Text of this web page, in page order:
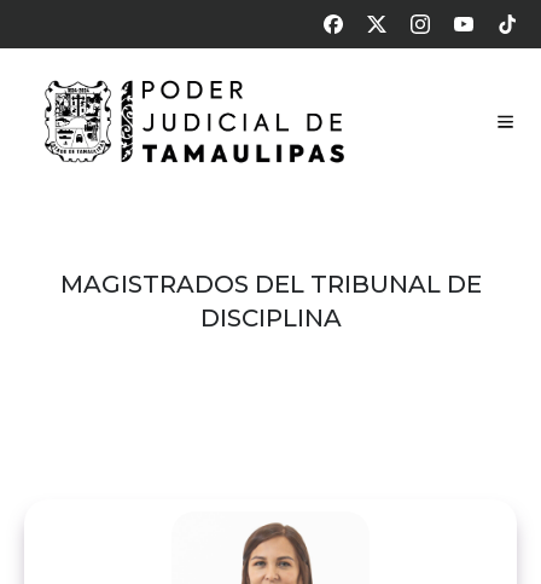
MAGISTRADOS DEL TRIBUNAL DE
DISCIPLINA